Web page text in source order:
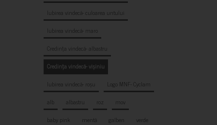
Iubirea vindecă- culoarea untului
Iubirea vindecă- maro
Credința vindecă- albastru
Credința vindecă- vișiniu
Iubirea vindecă- roșu
Logo MNF- Cyclam
alb
albastru roz
mov
baby pink
mentă galben
verde